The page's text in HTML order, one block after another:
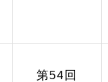
第54回